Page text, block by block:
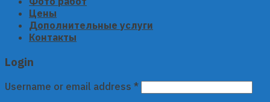
Цены
Дополнительные услуги
Контакты
Login
Username or email address *